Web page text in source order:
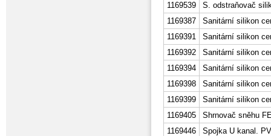
1169539
S. odstraňovač
1169387
Sanitární silikon
1169391
Sanitární silikon
1169392
Sanitární silikon
1169394
Sanitární silikon
1169398
Sanitární silikon
1169399
Sanitární silikon
1169405
Shrnovač sněhu
1169446
Spojka U kanal.